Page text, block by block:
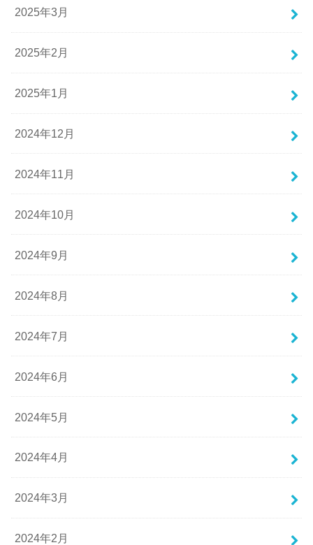
2025年3月
2025年2月
2025年1月
2024年12月
2024年11月
2024年10月
2024年9月
2024年8月
2024年7月
2024年6月
2024年5月
2024年4月
2024年3月
2024年2月